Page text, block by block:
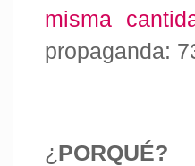
misma
propaganda:
¿ PORQUÉ?